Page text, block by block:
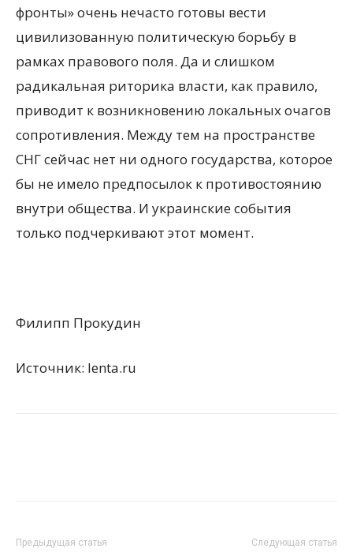
фронты» очень нечасто готовы вести
цивилизованную политическую борьбу в
рамках правового поля. Да и слишком
радикальная риторика власти, как правило,
приводит к возникновению локальных очагов
сопротивления. Между тем на пространстве
СНГ сейчас нет ни одного государства, которое
бы не имело предпосылок к противостоянию
внутри общества. И украинские события
только подчеркивают этот момент.
Филипп Прокудин
Источник: lenta.ru
Предыдущая статья Следующая статья